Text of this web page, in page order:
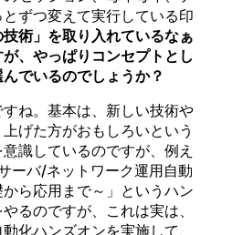
ずつ変えて実行している印
技術」を取り入れているなぁ
、やっぱりコンセプトとし
でいるのでしょうか？
ね。基本は、新しい技術や
げた方がおもしろいという
識しているのですが、例え
ーバ/ネットワーク運用自動
ら応用まで～」というハン
るのですが、これは実は、
化ハンズオンを実施して、